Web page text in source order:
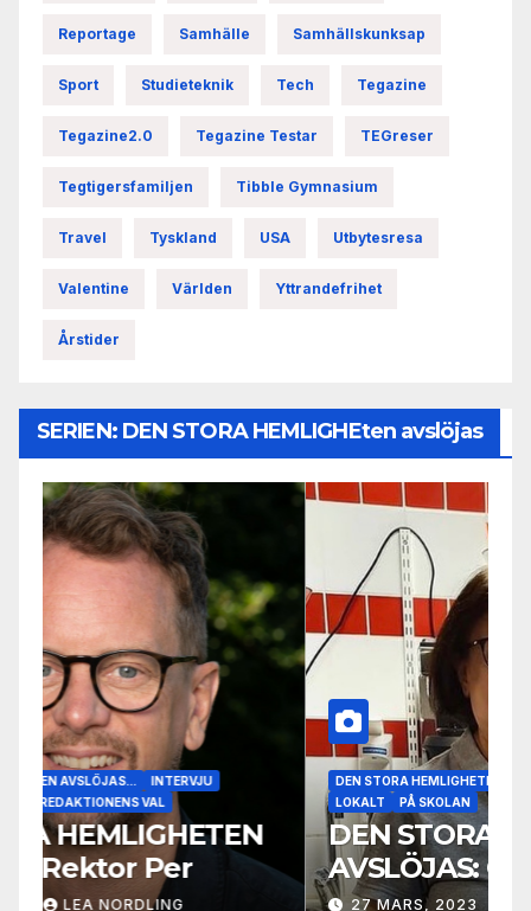
Reportage Samhälle Samhällskunksap
Sport Studieteknik Tech Tegazine
Tegazine2.0 Tegazine Testar TEGreser
Tegtigersfamiljen Tibble Gymnasium
Travel Tyskland USA Utbytesresa
Valentine Världen Yttrandefrihet
Årstider
SERIEN: DEN STORA HEMLIGHEten avslöjas
DEN STORA HEMLIGHETEN AVSLÖJAS...
INTERVJU
LOKALT
PÅ SKOLAN
DEN STORA HEMLIGHETEN
AVSLÖJAS: Ghamar
27 MARS, 2023 LEA NORDLING